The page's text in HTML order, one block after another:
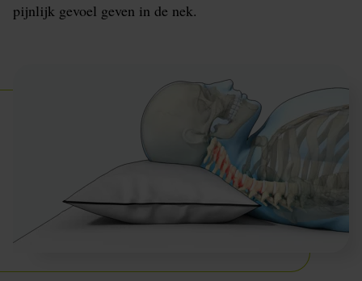
pijnlijk gevoel geven in de nek.